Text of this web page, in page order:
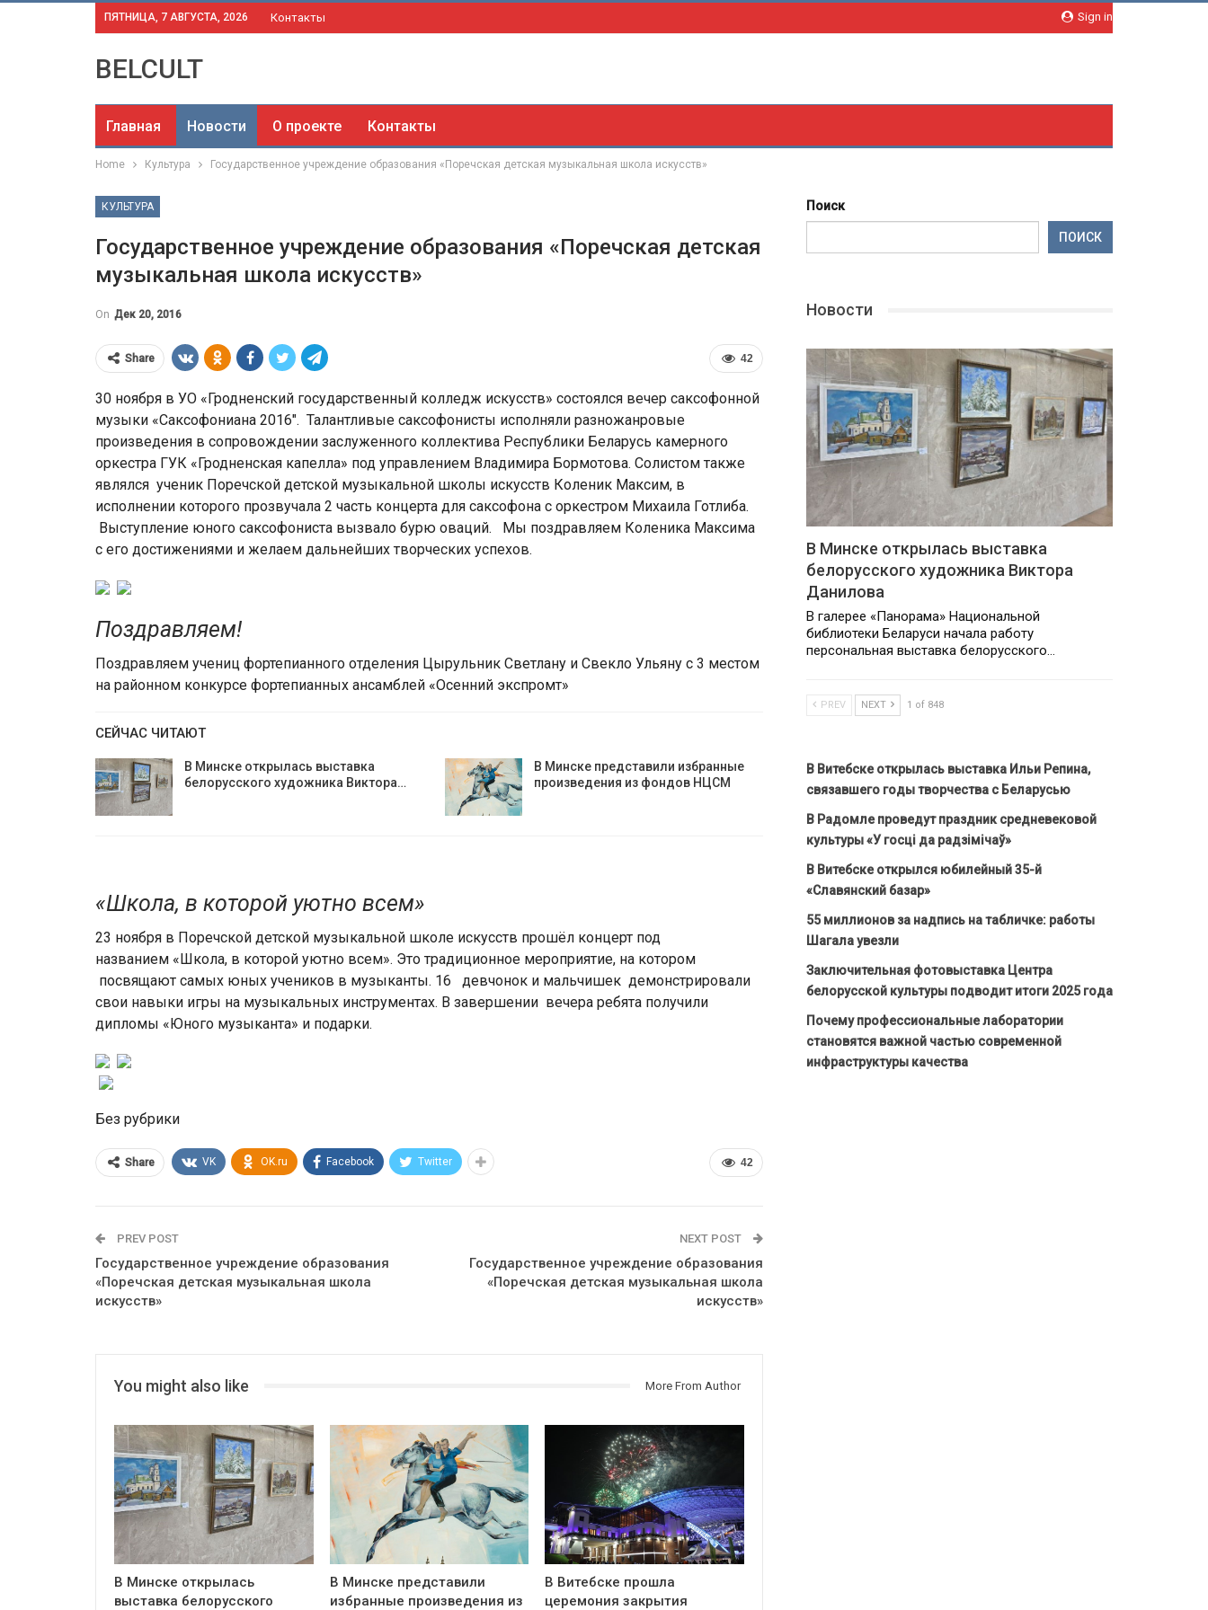
Sign in
ПЯТНИЦА, 7 АВГУСТА, 2026 Контакты
BELCULT
Главная Новости О проекте Контакты
Home Культура Государственное учреждение образования «Поречская детская музыкальная школа искусств»
КУЛЬТУРА
Государственное учреждение образования «Поречская детская
музыкальная школа искусств»
On Дек 20, 2016
42
Share
30 ноября в УО «Гродненский государственный колледж искусств» состоялся вечер саксофонной
музыки «Саксофониана 2016″. Талантливые саксофонисты исполняли разножанровые
произведения в сопровождении заслуженного коллектива Республики Беларусь камерного
оркестра ГУК «Гродненская капелла» под управлением Владимира Бормотова. Солистом также
являлся ученик Поречской детской музыкальной школы искусств Коленик Максим, в
исполнении которого прозвучала 2 часть концерта для саксофона с оркестром Михаила Готлиба.
Выступление юного саксофониста вызвало бурю оваций. Мы поздравляем Коленика Максима
с его достижениями и желаем дальнейших творческих успехов.
Поздравляем!
Поздравляем учениц фортепианного отделения Цырульник Светлану и Свекло Ульяну с 3 местом
на районном конкурсе фортепианных ансамблей «Осенний экспромт»
СЕЙЧАС ЧИТАЮТ
В Минске открылась выставка
белорусского художника Виктора…
В Минске представили избранные
произведения из фондов НЦСМ
«Школа, в которой уютно всем»
23 ноября в Поречской детской музыкальной школе искусств прошёл концерт под
названием «Школа, в которой уютно всем». Это традиционное мероприятие, на котором
посвящают самых юных учеников в музыканты. 16 девчонок и мальчишек демонстрировали
свои навыки игры на музыкальных инструментах. В завершении вечера ребята получили
дипломы «Юного музыканта» и подарки.
Без рубрики
42
Share VK OK.ru Facebook Twitter
PREV POST
Государственное учреждение образования
«Поречская детская музыкальная школа
искусств»
NEXT POST
Государственное учреждение образования
«Поречская детская музыкальная школа
искусств»
You might also like More From Author
В Минске открылась
выставка белорусского
В Минске представили
избранные произведения из
В Витебске прошла
церемония закрытия
Поиск
ПОИСК
Новости
В Минске открылась выставка
белорусского художника Виктора
Данилова
В галерее «Панорама» Национальной
библиотеки Беларуси начала работу
персональная выставка белорусского…
PREV NEXT 1 of 848
В Витебске открылась выставка Ильи Репина,
связавшего годы творчества с Беларусью
В Радомле проведут праздник средневековой
культуры «У госці да радзімічаў»
В Витебске открылся юбилейный 35-й
«Славянский базар»
55 миллионов за надпись на табличке: работы
Шагала увезли
Заключительная фотовыставка Центра
белорусской культуры подводит итоги 2025 года
Почему профессиональные лаборатории
становятся важной частью современной
инфраструктуры качества